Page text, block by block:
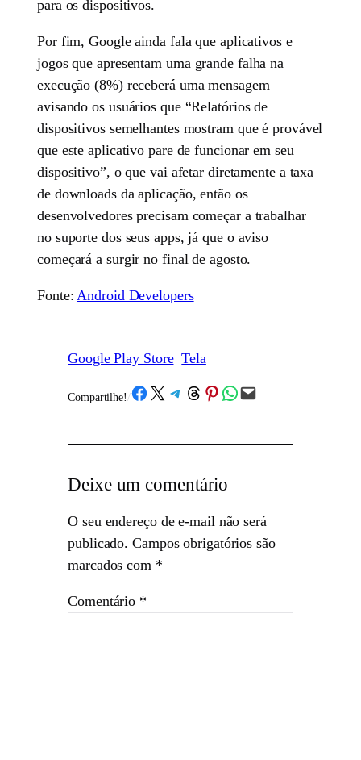
para os dispositivos.
Por fim, Google ainda fala que aplicativos e
jogos que apresentam uma grande falha na
execução (8%) receberá uma mensagem
avisando os usuários que “Relatórios de
dispositivos semelhantes mostram que é provável
que este aplicativo pare de funcionar em seu
dispositivo”, o que vai afetar diretamente a taxa
de downloads da aplicação, então os
desenvolvedores precisam começar a trabalhar
no suporte dos seus apps, já que o aviso
começará a surgir no final de agosto.
Fonte: Android Developers
Google Play Store Tela
Compartilhe! /Share on Facebook
Share on X Share on Telegram
Share on Threads
Share on Pinterest
Share on WhatsApp
Email this Page
Deixe um comentário
O seu endereço de e-mail não será
publicado. Campos obrigatórios são
marcados com *
Comentário *